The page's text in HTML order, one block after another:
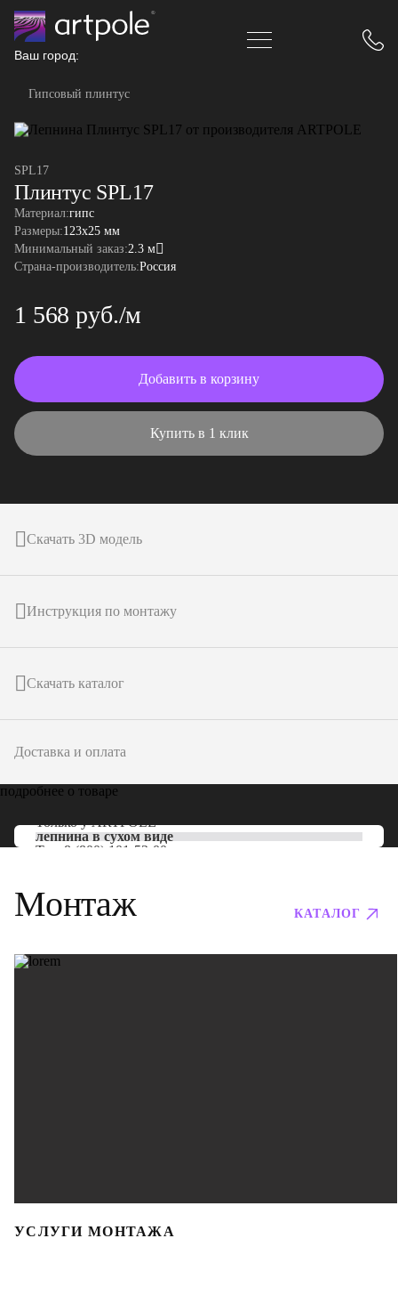
Ваш город:
Гипсовый плинтус
SPL17
Плинтус SPL17
Материал:гипс
Размеры:123x25 мм
Минимальный заказ:2.3 м
Страна-производитель:Россия
1 568 руб./м
Добавить в корзину
Купить в 1 клик
Скачать 3D модель
Инструкция по монтажу
Скачать каталог
Доставка и оплата
подробнее о товаре
Только уARTPOLE
лепнина в сухом виде
Тел: 8 (800) 101-53-00
Монтаж КАТАЛОГ
УСЛУГИ МОНТАЖА